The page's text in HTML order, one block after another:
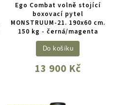
Ego Combat volně stojící
boxovací pytel
MONSTRUUM-21. 190x60 cm.
150 kg - černá/magenta
13 900 Kč
Do košíku